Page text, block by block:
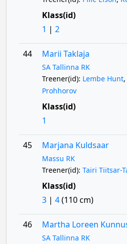
Klass(id)
1 | 2
44 Marii Taklaja
SA Tallinna RK
Treener(id): Lembe Hunt,
Prohhorov
Klass(id)
1
45 Marjana Kuldsaar
Massu RK
Treener(id): Tairi Tiitsar-
Klass(id)
3| 4(110 cm)
46 Martha Loreen
SA Tallinna RK